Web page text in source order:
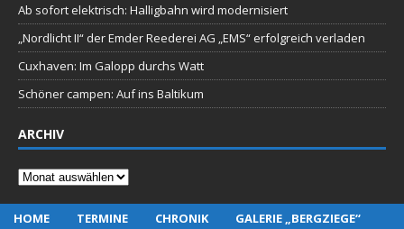
Ab sofort elektrisch: Halligbahn wird modernisiert
„Nordlicht II“ der Emder Reederei AG „EMS“ erfolgreich verladen
Cuxhaven: Im Galopp durchs Watt
Schöner campen: Auf ins Baltikum
ARCHIV
Archiv
HOME TERMINE CHRONIK GALERIE „BERGZIEGE“